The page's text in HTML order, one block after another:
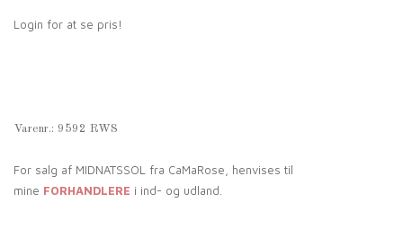
Login for at se pris!
Varenr.: 9592 RWS
For salg af MIDNATSSOL fra CaMaRose, henvises til
mine FORHANDLERE i ind- og udland.